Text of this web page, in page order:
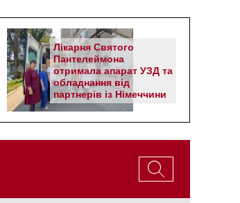
Лікарня Святого
Пантелеймона
отримала апарат УЗД та
обладнання від
партнерів із Німеччини